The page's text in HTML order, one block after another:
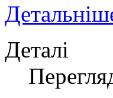
Деталі